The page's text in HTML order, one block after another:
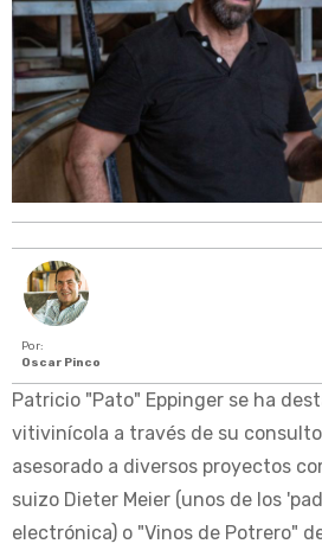
Por:
Oscar Pinco
Patricio "Pato" Eppinger se ha
vitivinícola a través de su
asesorado a diversos proyectos
suizo Dieter Meier (unos de los
electrónica) o "Vinos de Potrero"